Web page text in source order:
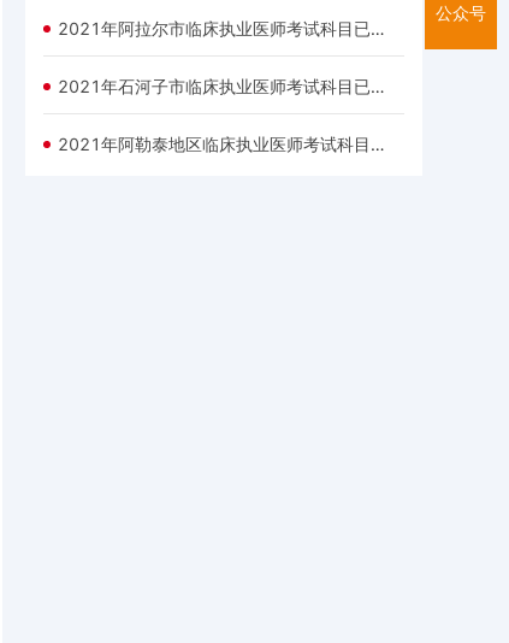
公众号
2021年阿拉尔市临床执业医师考试科目已经公布
2021年石河子市临床执业医师考试科目已经公布
2021年阿勒泰地区临床执业医师考试科目已经公布